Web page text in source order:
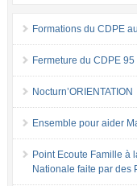
Formations du CDPE
Fermeture du CDPE 95
Nocturn’ORIENTATION
Ensemble pour aider
Point Ecoute Famille à
Nationale faite par des